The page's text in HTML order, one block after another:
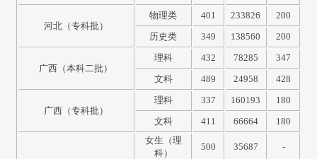
河北（专科批）
物理类 401 233826
200
历史类
349 138560 200
广西（本科二批）
理科 432 78285
347
文科
489 24958 428
广西（专科批）
理科 337 160193
180
文科
411 66664 180
女生（理
科）
500 35687 -